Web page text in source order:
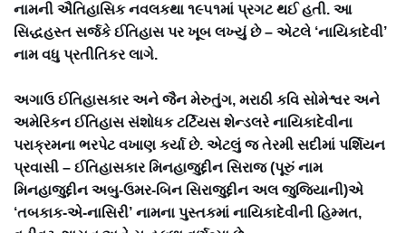
નામની ઐતિહાસિક નવલકથા ૧૯૫૧માં પ્રગટ થઈ હતી. આ
સિદ્ધહસ્ત સર્જકે ઈતિહાસ પર ખૂબ લખ્યું છે – એટલે ‘નાયિકાદેવી’
નામ વધુ પ્રતીતિકર લાગે.
અગાઉ ઈતિહાસકાર અને જૈન મેરુતુંગ, મરાઠી કવિ સોમેશ્વર અને
અમેરિકન ઈતિહાસ સંશોધક ટર્ટિયસ શેન્ડલરે નાયિકાદેવીના
પરાક્રમના ભરપેટ વખાણ કર્યા છે. એટલું જ તેરમી સદીમાં પર્શિયન
પ્રવાસી – ઈતિહાસકાર મિનહાજુદ્દીન સિરાજ (પૂરું નામ
મિનહાજુદ્દીન અબુ-ઉમર-બિન સિરાજુદ્દીન અલ જુજિયાની)એ
‘તબકાક-એ-નાસિરી’ નામના પુસ્તકમાં નાયિકાદેવીની હિમ્મત,